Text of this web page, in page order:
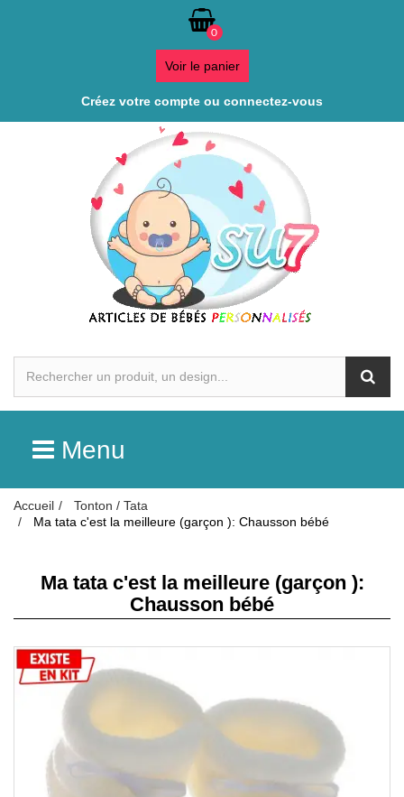
0
Voir le panier
Créez votre compte ou connectez-vous
Menu
Accueil
Tonton / Tata
Ma tata c'est la meilleure (garçon ): Chausson bébé
Ma tata c'est la meilleure (garçon ):
Chausson bébé